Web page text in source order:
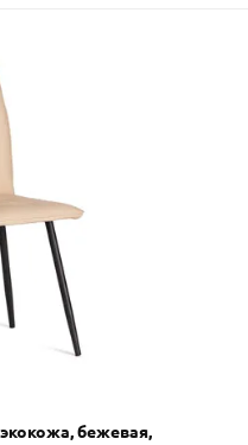
бежевая,